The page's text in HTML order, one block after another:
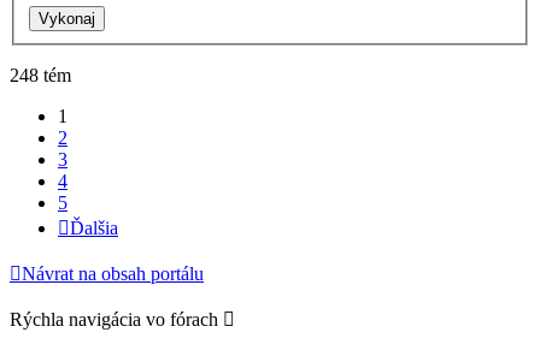
248 tém
1
2
3
4
5
Ďalšia
Návrat na obsah portálu
Rýchla navigácia vo fórach